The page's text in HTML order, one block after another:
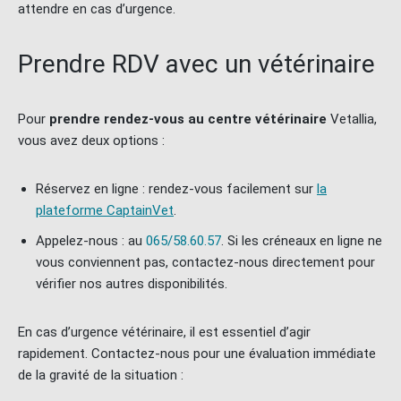
attendre en cas d’urgence.
Prendre RDV avec un vétérinaire
Pour prendre rendez-vous au centre vétérinaire Vetallia,
vous avez deux options :
Réservez en ligne : rendez-vous facilement sur la
plateforme CaptainVet.
Appelez-nous : au 065/58.60.57. Si les créneaux en ligne ne
vous conviennent pas, contactez-nous directement pour
vérifier nos autres disponibilités.
En cas d’urgence vétérinaire, il est essentiel d’agir
rapidement. Contactez-nous pour une évaluation immédiate
de la gravité de la situation :